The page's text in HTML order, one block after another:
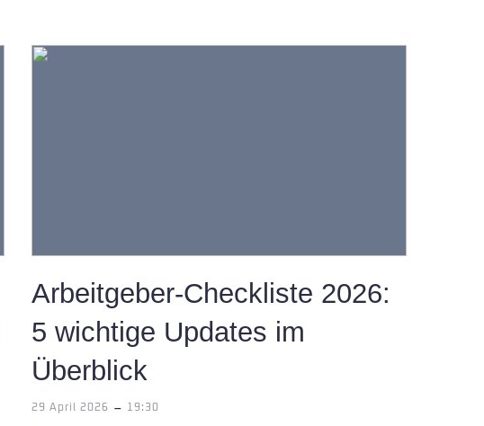
Arbeitgeber-Checkliste 2026:
5 wichtige Updates im
Überblick
29 April 2026 - 19:30